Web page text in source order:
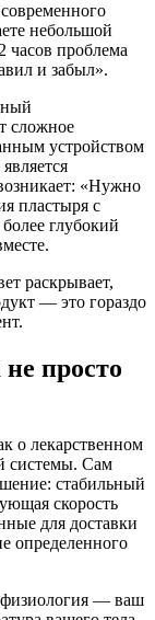
небольшой
часов проблема
и забыл».
сложное
устройством
«Нужно
пластыря с
глубокий
раскрывает,
— это гораздо
просто
о лекарственном
системы. Сам
стабильный
скорость
для доставки
определенного
— ваш